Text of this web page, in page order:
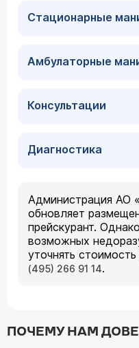
Стационарные
Амбулаторные
Консультации
Диагностика
Администрация АО
обновляет
прейскурант.
возможных
уточнять
(495) 266 91 14.
ПОЧЕМУ НАМ